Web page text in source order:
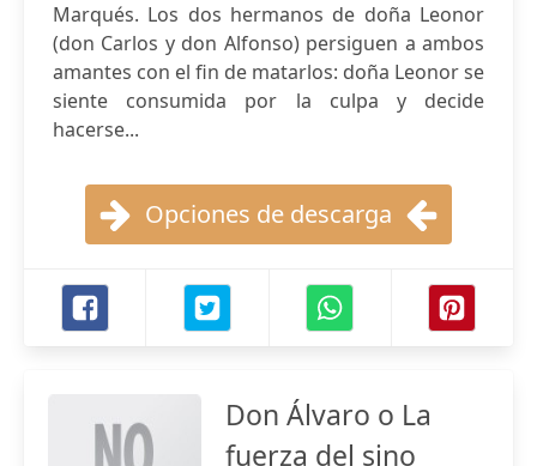
Marqués. Los dos hermanos de doña Leonor
(don Carlos y don Alfonso) persiguen a ambos
amantes con el fin de matarlos: doña Leonor se
siente consumida por la culpa y decide
hacerse...
Opciones de descarga
Don Álvaro o La
fuerza del sino